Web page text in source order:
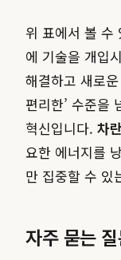
위 표에서 볼 수
에 기술을 개입
해결하고 새로
편리한’ 수준을
혁신입니다. 차
요한 에너지를
만 집중할 수 있
자주 묻는